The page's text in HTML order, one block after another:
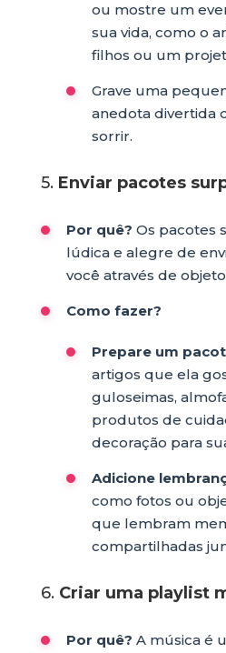
ou mostre um
sua vida, como o
filhos ou um
Grave uma
anedota divertida
sorrir.
5. Enviar pacotes
Por quê? Os pacotes
lúdica e alegre de
você através de
Como fazer?
Prepare um
artigos que ela
guloseimas,
produtos de
decoração para
Adicione
como fotos ou
que lembram
compartilhadas
6. Criar uma playlist
Por quê? A música é